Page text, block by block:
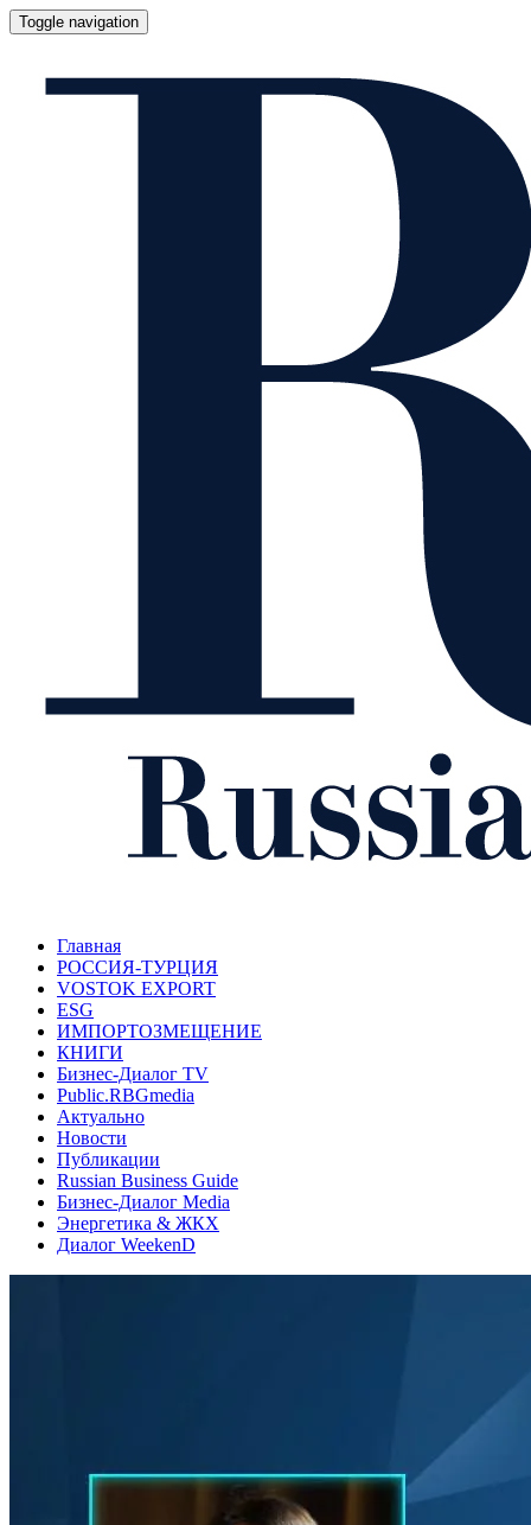
Toggle navigation
Главная
РОССИЯ-ТУРЦИЯ
VOSTOK EXPORT
ESG
ИМПОРТОЗМЕЩЕНИЕ
КНИГИ
Бизнес-Диалог TV
Public.RBGmedia
Актуально
Новости
Публикации
Russian Business Guide
Бизнес-Диалог Media
Энергетика & ЖКХ
Диалог WeekenD